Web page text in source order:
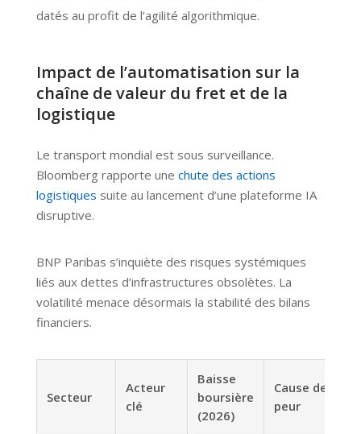
datés au profit de l’agilité algorithmique.
Impact de l’automatisation sur la
chaîne de valeur du fret et de la
logistique
Le transport mondial est sous surveillance.
Bloomberg rapporte une chute des actions
logistiques suite au lancement d’une plateforme IA
disruptive.
BNP Paribas s’inquiète des risques systémiques
liés aux dettes d’infrastructures obsolètes. La
volatilité menace désormais la stabilité des bilans
financiers.
Secteur
Acteur
clé
Baisse
boursière
(2026)
Cause de la
peur